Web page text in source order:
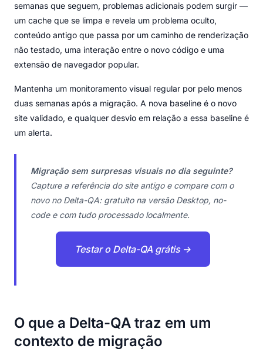
semanas que seguem, problemas adicionais podem surgir —
um cache que se limpa e revela um problema oculto,
conteúdo antigo que passa por um caminho de renderização
não testado, uma interação entre o novo código e uma
extensão de navegador popular.
Mantenha um monitoramento visual regular por pelo menos
duas semanas após a migração. A nova baseline é o novo
site validado, e qualquer desvio em relação a essa baseline é
um alerta.
Migração sem surpresas visuais no dia seguinte?
Capture a referência do site antigo e compare com o
novo no Delta-QA: gratuito na versão Desktop, no-
code e com tudo processado localmente.
Testar o Delta-QA grátis →
O que a Delta-QA traz em um
contexto de migração